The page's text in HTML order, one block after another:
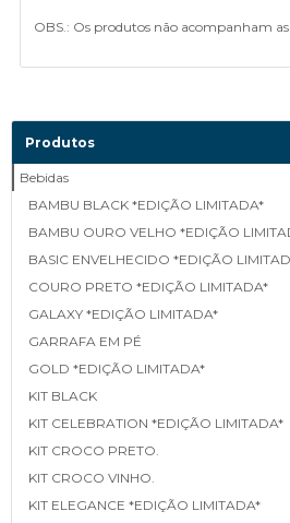
OBS.: Os produtos não acompanham
Produtos
Bebidas
BAMBU BLACK *EDIÇÃO LIMITADA*
BAMBU OURO VELHO *EDIÇÃO
BASIC ENVELHECIDO *EDIÇÃO
COURO PRETO *EDIÇÃO LIMITADA*
GALAXY *EDIÇÃO LIMITADA*
GARRAFA EM PÉ
GOLD *EDIÇÃO LIMITADA*
KIT BLACK
KIT CELEBRATION *EDIÇÃO LIMITADA*
KIT CROCO PRETO.
KIT CROCO VINHO.
KIT ELEGANCE *EDIÇÃO LIMITADA*